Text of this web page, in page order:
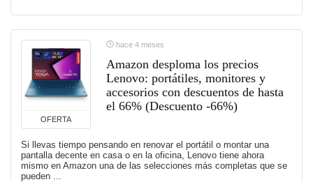
OFERTA
hace 4 meses
Amazon desploma los precios
Lenovo: portátiles, monitores y
accesorios con descuentos de hasta
el 66% (Descuento -66%)
Si llevas tiempo pensando en renovar el portátil o montar una
pantalla decente en casa o en la oficina, Lenovo tiene ahora
mismo en Amazon una de las selecciones más completas que se
pueden ...